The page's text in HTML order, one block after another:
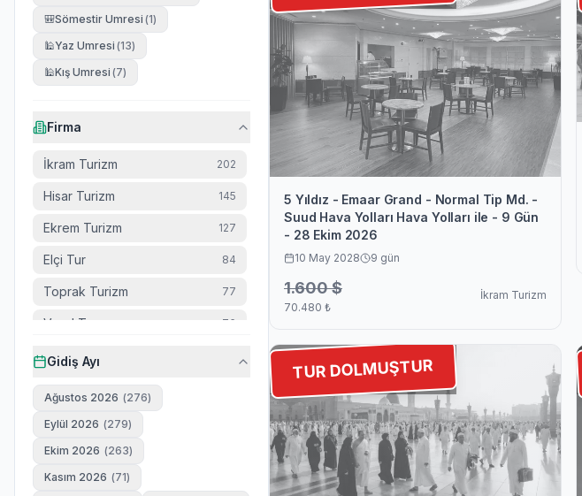
🎒Sömestir Umresi (1)
🕌Yaz Umresi (13)
🕌Kış Umresi (7)
Firma
İkram Turizm 202
Hisar Turizm 145
Ekrem Turizm 127
Elçi Tur 84
Toprak Turizm 77
Vecd Tur 76
Ensar Tur
İsra Turizm
İlim Turizm
Bestur
Eman Turizm
Gidiş Ayı
Ağustos 2026 (276)
Eylül 2026 (279)
Ekim 2026 (263)
Kasım 2026 (71)
5 Yıldız - Emaar Grand - Normal Tip Md. -
Suud Hava Yolları Hava Yolları ile - 9 Gün
- 28 Ekim 2026
10 May 2028 9 gün
1.600$
70.480 ₺
İkram Turizm
TUR DOLMUŞTUR